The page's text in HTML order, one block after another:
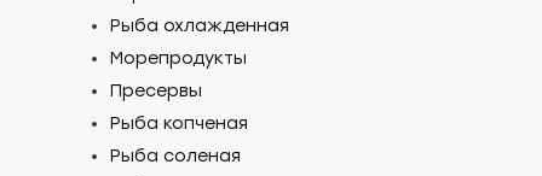
Рыба охлажденная
Морепродукты
Пресервы
Рыба копченая
Рыба соленая